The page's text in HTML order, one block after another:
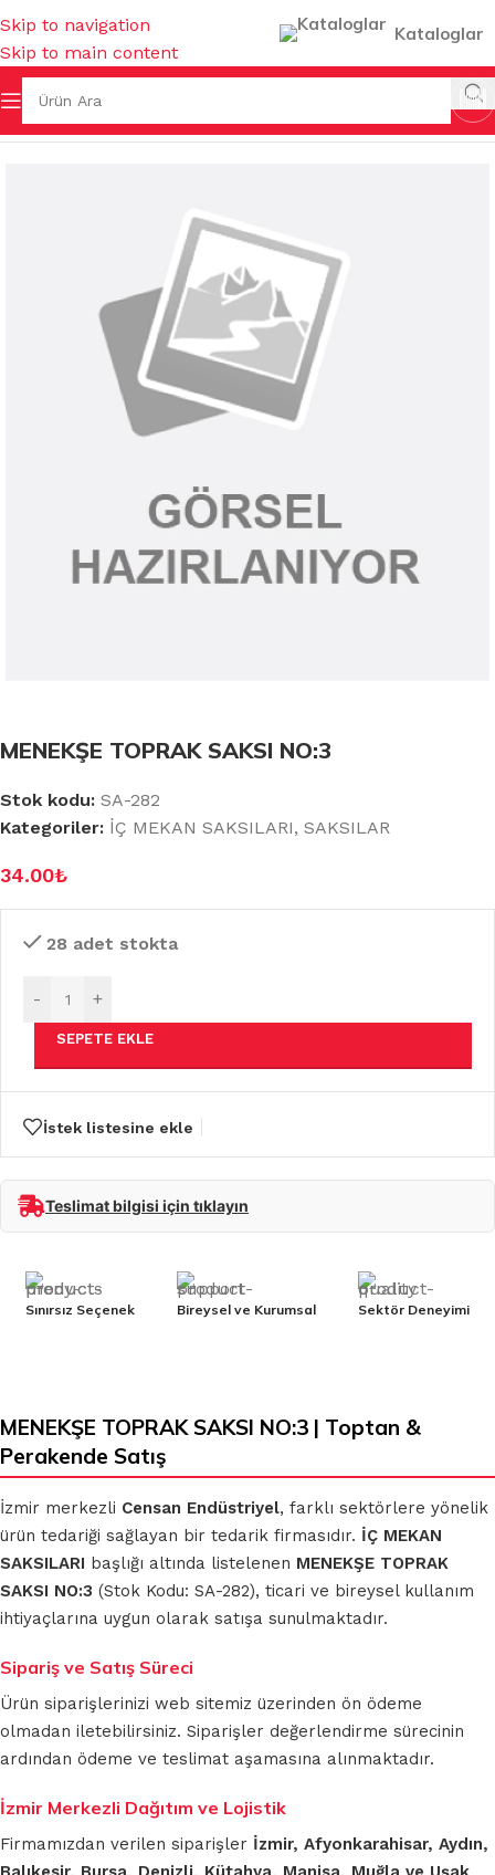
Skip to navigation
Skip to main content
Kataloglar
Ana Sayfa
MENEKŞE TOPRAK SAKSI NO:3
Stok kodu: SA-282
Kategoriler: İÇ MEKAN SAKSILARI, SAKSILAR
34.00₺
28 adet stokta
- +
SEPETE EKLE
İstek listesine ekle
Teslimat bilgisi için tıklayın
Sınırsız Seçenek Bireysel ve Kurumsal Sektör Deneyimi
MENEKŞE TOPRAK SAKSI NO:3 | Toptan &
Perakende Satış
İzmir merkezli Censan Endüstriyel, farklı sektörlere yönelik
ürün tedariği sağlayan bir tedarik firmasıdır. İÇ MEKAN
SAKSILARI başlığı altında listelenen MENEKŞE TOPRAK
SAKSI NO:3 (Stok Kodu: SA-282), ticari ve bireysel kullanım
ihtiyaçlarına uygun olarak satışa sunulmaktadır.
Sipariş ve Satış Süreci
Ürün siparişlerinizi web sitemiz üzerinden ön ödeme
olmadan iletebilirsiniz. Siparişler değerlendirme sürecinin
ardından ödeme ve teslimat aşamasına alınmaktadır.
İzmir Merkezli Dağıtım ve Lojistik
Firmamızdan verilen siparişler İzmir, Afyonkarahisar, Aydın,